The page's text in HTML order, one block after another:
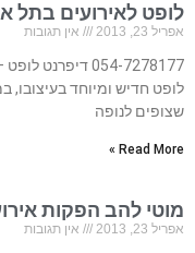
לופט לאירועים בתל
אפריל 23, 2013 אין תגובות
054-7278177
לופט חדיש ומיוחד בעיצובו,
שצופים לנופה
Read More »
מוטי להב הפקות
אפריל 23, 2013 אין תגובות